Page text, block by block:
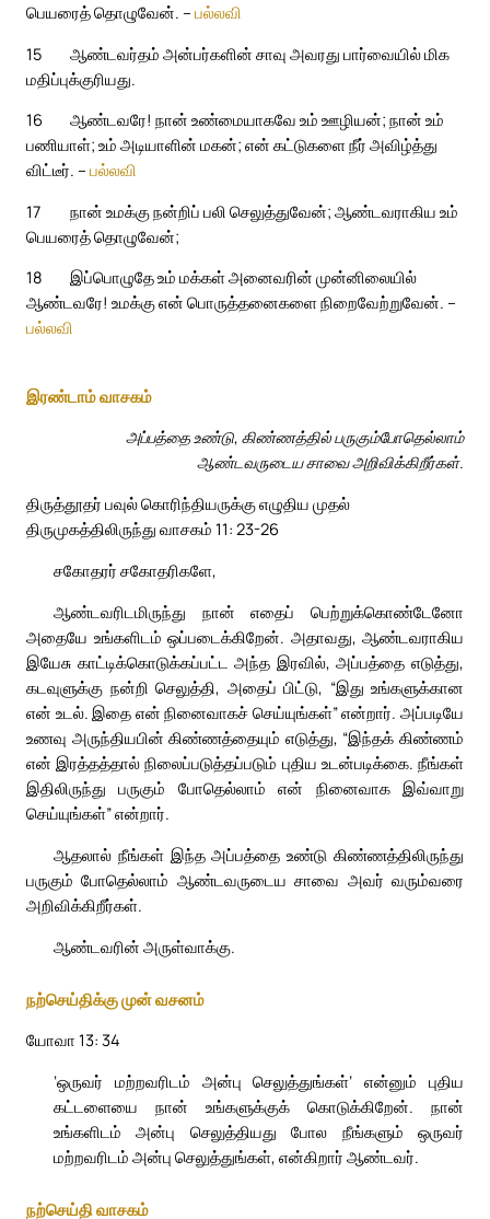
பெயரைத் தொழுவேன். – பல்லவி
15
ஆண்டவர்தம் அன்பர்களின் சாவு அவரது பார்வையில் மிக
மதிப்புக்குரியது.
16
ஆண்டவரே! நான் உண்மையாகவே உம் ஊழியன்; நான் உம்
பணியாள்; உம் அடியாளின் மகன்; என் கட்டுகளை நீர் அவிழ்த்து
விட்டீர். – பல்லவி
17
நான் உமக்கு நன்றிப் பலி செலுத்துவேன்; ஆண்டவராகிய உம்
பெயரைத் தொழுவேன்;
18
இப்பொழுதே உம் மக்கள் அனைவரின் முன்னிலையில்
ஆண்டவரே! உமக்கு என் பொருத்தனைகளை நிறைவேற்றுவேன். –
பல்லவி
இரண்டாம் வாசகம்
அப்பத்தை உண்டு, கிண்ணத்தில் பருகும்போதெல்லாம்
ஆண்டவருடைய சாவை அறிவிக்கிறீர்கள்.
திருத்தூதர் பவுல் கொரிந்தியருக்கு எழுதிய முதல்
திருமுகத்திலிருந்து வாசகம் 11: 23-26
சகோதரர் சகோதரிகளே,
ஆண்டவரிடமிருந்து நான் எதைப் பெற்றுக்கொண்டேனோ
அதையே உங்களிடம் ஒப்படைக்கிறேன். அதாவது, ஆண்டவராகிய
இயேசு காட்டிக்கொடுக்கப்பட்ட அந்த இரவில், அப்பத்தை எடுத்து,
கடவுளுக்கு நன்றி செலுத்தி, அதைப் பிட்டு, “இது உங்களுக்கான
என் உடல். இதை என் நினைவாகச் செய்யுங்கள்” என்றார். அப்படியே
உணவு அருந்தியபின் கிண்ணத்தையும் எடுத்து, “இந்தக் கிண்ணம்
என் இரத்தத்தால் நிலைப்படுத்தப்படும் புதிய உடன்படிக்கை. நீங்கள்
இதிலிருந்து பருகும் போதெல்லாம் என் நினைவாக இவ்வாறு
செய்யுங்கள்” என்றார்.
ஆதலால் நீங்கள் இந்த அப்பத்தை உண்டு கிண்ணத்திலிருந்து
பருகும் போதெல்லாம் ஆண்டவருடைய சாவை அவர் வரும்வரை
அறிவிக்கிறீர்கள்.
ஆண்டவரின் அருள்வாக்கு.
நற்செய்திக்கு முன் வசனம்
யோவா 13: 34
‘ஒருவர் மற்றவரிடம் அன்பு செலுத்துங்கள்’ என்னும் புதிய
கட்டளையை நான் உங்களுக்குக் கொடுக்கிறேன். நான்
உங்களிடம் அன்பு செலுத்தியது போல நீங்களும் ஒருவர்
மற்றவரிடம் அன்பு செலுத்துங்கள், என்கிறார் ஆண்டவர்.
நற்செய்தி வாசகம்